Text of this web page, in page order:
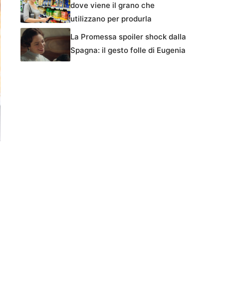
dove viene il grano che
utilizzano per produrla
La Promessa spoiler shock dalla
Spagna: il gesto folle di Eugenia